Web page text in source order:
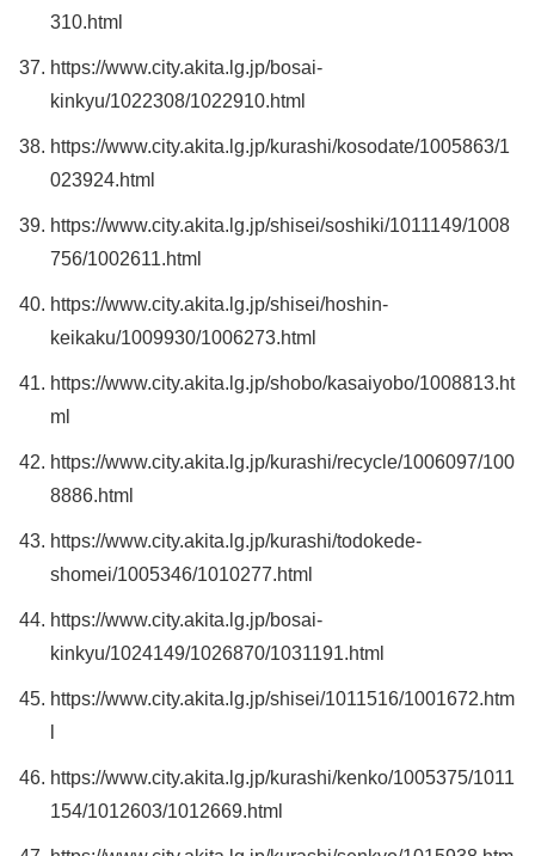
310.html
https://www.city.akita.lg.jp/bosai-
kinkyu/1022308/1022910.html
https://www.city.akita.lg.jp/kurashi/kosodate/1005863/1
023924.html
https://www.city.akita.lg.jp/shisei/soshiki/1011149/1008
756/1002611.html
https://www.city.akita.lg.jp/shisei/hoshin-
keikaku/1009930/1006273.html
https://www.city.akita.lg.jp/shobo/kasaiyobo/1008813.ht
ml
https://www.city.akita.lg.jp/kurashi/recycle/1006097/100
8886.html
https://www.city.akita.lg.jp/kurashi/todokede-
shomei/1005346/1010277.html
https://www.city.akita.lg.jp/bosai-
kinkyu/1024149/1026870/1031191.html
https://www.city.akita.lg.jp/shisei/1011516/1001672.htm
https://www.city.akita.lg.jp/kurashi/kenko/1005375/1011
154/1012603/1012669.html